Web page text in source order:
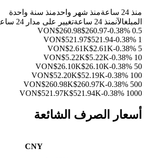
منذ 24 ساعة منذ شهر واحدمنذ سنة واحدة
المبلغالآنمنذ 24 ساعة
تغيير على مدار 24 ساعة
0.5 VON
$260.98$260.97-0.38%
1 VON
$521.97$521.94-0.38%
5 VON
$2.61K$2.61K-0.38%
10 VON
$5.22K$5.22K-0.38%
50 VON
$26.10K$26.10K-0.38%
100 VON
$52.20K$52.19K-0.38%
500 VON
$260.98K$260.97K-0.38%
1000 VON
$521.97K$521.94K-0.38%
أسعار الصرف الشائعة
CNY